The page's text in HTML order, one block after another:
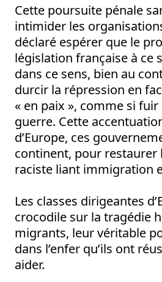
Cette poursuite pénale
intimider les
déclaré espérer que le
législation française à ce
dans ce sens, bien au
durcir la répression en
« en paix », comme si
guerre. Cette
d’Europe, ces
continent, pour
raciste liant immigration
Les classes dirigeantes
crocodile sur la tragédie
migrants, leur véritable
dans l’enfer qu’ils ont
aider.